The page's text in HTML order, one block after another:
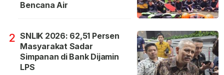
Bencana Air
2 SNLIK 2026: 62,51 Persen
Masyarakat Sadar
Simpanan di Bank Dijamin
LPS